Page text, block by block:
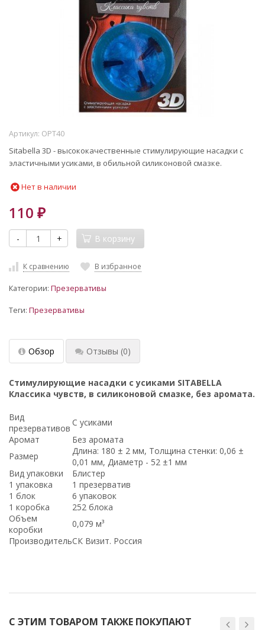
Артикул: OPT40
Sitabella 3D - высококачественные стимулирующие насадки c
эластичными усиками, в обильной силиконовой смазке.
Нет в наличии
110 ₽
- + В корзину
К сравнению В избранное
Категории: Презервативы
Теги: Презервативы
Обзор Отзывы (0)
Стимулирующие насадки с усиками SITABELLA
Классика чувств, в силиконовой смазке, без аромата.
Вид
презервативов
С усиками
Аромат
Без аромата
Размер
Длина: 180 ± 2 мм, Толщина стенки: 0,06 ±
0,01 мм, Диаметр - 52 ±1 мм
Вид упаковки
Блистер
1 упаковка
1 презерватив
1 блок
6 упаковок
1 коробка
252 блока
Объем
коробки
0,079 м³
ПроизводительСК Визит. Россия
С ЭТИМ ТОВАРОМ ТАКЖЕ ПОКУПАЮТ